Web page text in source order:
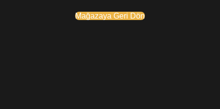
Mağazaya Geri Dön